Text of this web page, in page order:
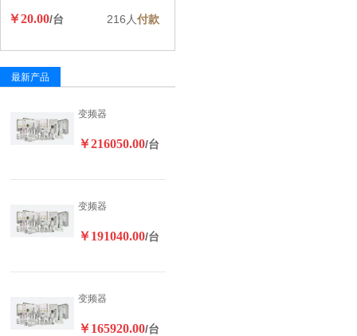
￥20.00/台 216人付款
最新产品
变频器
￥216050.00/台
变频器
￥191040.00/台
变频器
￥165920.00/台